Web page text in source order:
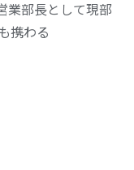
業部長として現部
携わる